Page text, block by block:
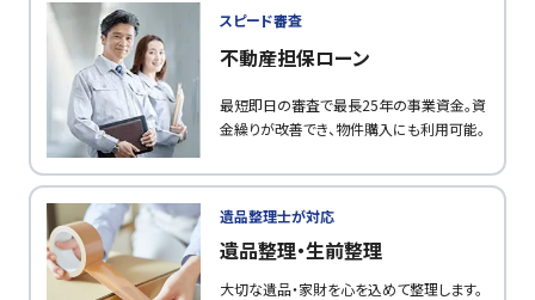
スピード審査
不動産担保ローン
最短即日の審査で最長25年の事業資金。資
金繰りが改善でき、物件購入にも利用可能。
遺品整理士が対応
遺品整理・生前整理
大切な遺品・家財を心を込めて整理します。